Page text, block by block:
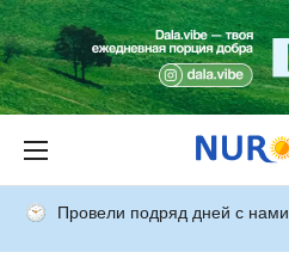
Провели подряд дней с нами